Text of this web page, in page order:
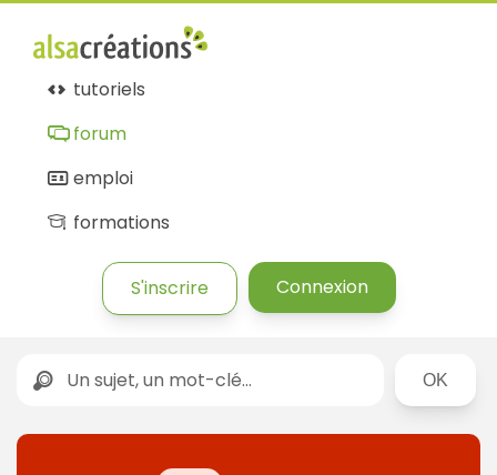
tutoriels
forum
emploi
formations
S'inscrire Connexion
Rechercher